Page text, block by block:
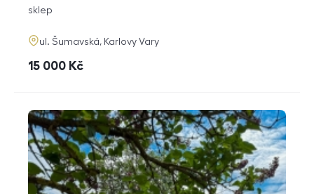
funkce
sklep
adresa
ul. Šumavská, Karlovy Vary
cena
15 000 Kč